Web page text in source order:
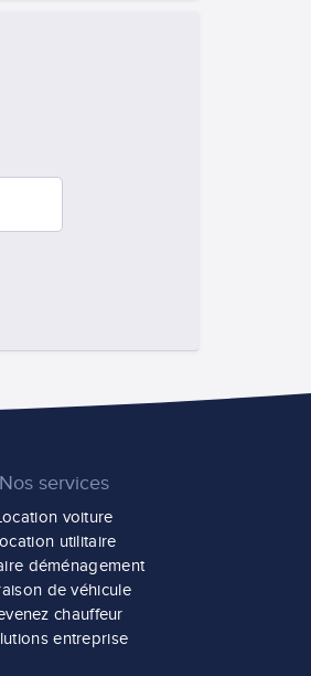
Nos services
voiture
utilitaire
déménagement
de véhicule
chauffeur
entreprise